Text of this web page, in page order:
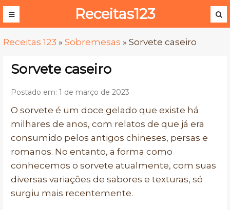
Receitas123
Receitas 123 » Sobremesas » Sorvete caseiro
Sorvete caseiro
Postado em: 1 de março de 2023
O sorvete é um doce gelado que existe há
milhares de anos, com relatos de que já era
consumido pelos antigos chineses, persas e
romanos. No entanto, a forma como
conhecemos o sorvete atualmente, com suas
diversas variações de sabores e texturas, só
surgiu mais recentemente.